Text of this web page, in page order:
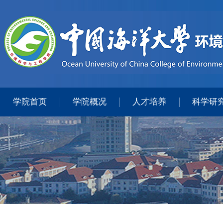
学院首页 学院概况 人才培养 科学研